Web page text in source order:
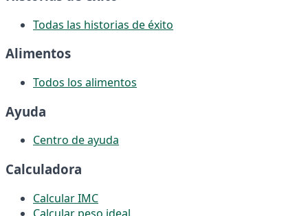
Todas las historias de éxito
Alimentos
Todos los alimentos
Ayuda
Centro de ayuda
Calculadora
Calcular IMC